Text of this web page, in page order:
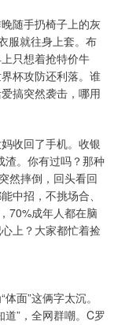
随手扔椅子上的灰
服就往身上套。布
只想着抢特价牛
杯攻防还利落。谁
搞突然袭击，哪用
收回了手机。收银
渣。你有过吗？那种
然摔倒，回头看回
中招，不挑场合、
70%成年人都在脑
上？大家都忙着捡
面”这俩字太沉。
”，全网群嘲。C罗